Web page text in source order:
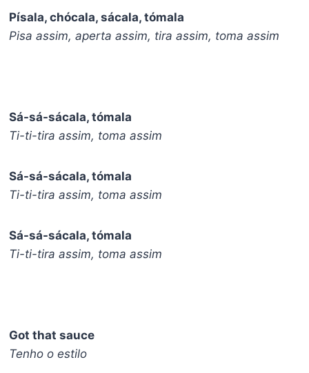
Písala, chócala, sácala, tómala
Pisa assim, aperta assim, tira assim, toma assim
Sá-sá-sácala, tómala
Ti-ti-tira assim, toma assim
Sá-sá-sácala, tómala
Ti-ti-tira assim, toma assim
Sá-sá-sácala, tómala
Ti-ti-tira assim, toma assim
Got that sauce
Tenho o estilo